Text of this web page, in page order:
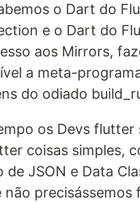
o Dart do
e o Dart do
aos Mirrors,
a meta-
do odiado
os Devs flutter
coisas simples,
de JSON e Data
não precisássemos